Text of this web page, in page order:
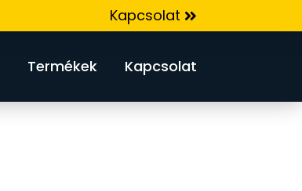
Kapcsolat
Termékek Kapcsolat